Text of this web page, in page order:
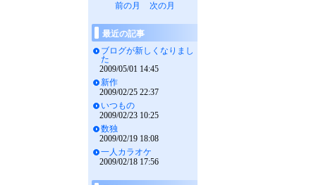
前の月 次の月
最近の記事
ブログが新しくなりまし
た
2009/05/01 14:45
新作
2009/02/25 22:37
いつもの
2009/02/23 10:25
数独
2009/02/19 18:08
一人カラオケ
2009/02/18 17:56